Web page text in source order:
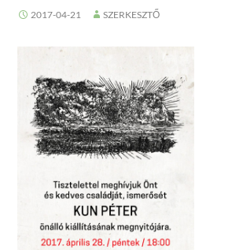
2017-04-21 SZERKESZTŐ